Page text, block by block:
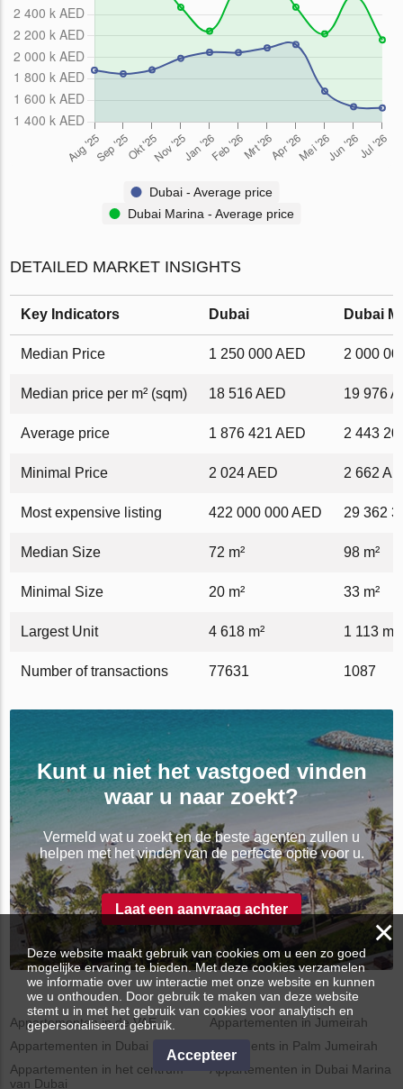
Dubai - Average price
Dubai Marina - Average price
DETAILED MARKET INSIGHTS
Key Indicators Dubai Dubai
Median Price 1 250 000 AED 2 000
Median price per m² (sqm) 18 516 AED 19 976
Average price 1 876 421 AED 2 443
Minimal Price 2 024 AED 2 662
Most expensive listing 422 000 000 AED 29 362
Median Size 72 m² 98 m²
Minimal Size 20 m² 33 m²
Largest Unit 4 618 m² 1 113 m²
Number of transactions 77631 1087
Kunt u niet het vastgoed vinden
waar u naar zoekt?
Vermeld wat u zoekt en de beste agenten zullen u
helpen met het vinden van de perfecte optie voor u.
Laat een aanvraag achter
Appartementen in de VAE
Appartementen in Dubai
Appartementen in het centrum
van Dubai
Appartementen in Jumeirah
Apartments in Palm Jumeirah
Appartementen in Dubai Marina
×
Deze website maakt gebruik van cookies om u een zo goed
mogelijke ervaring te bieden. Met deze cookies verzamelen
we informatie over uw interactie met onze website en kunnen
we u onthouden. Door gebruik te maken van deze website
stemt u in met het gebruik van cookies voor analytisch en
gepersonaliseerd gebruik.
Accepteer